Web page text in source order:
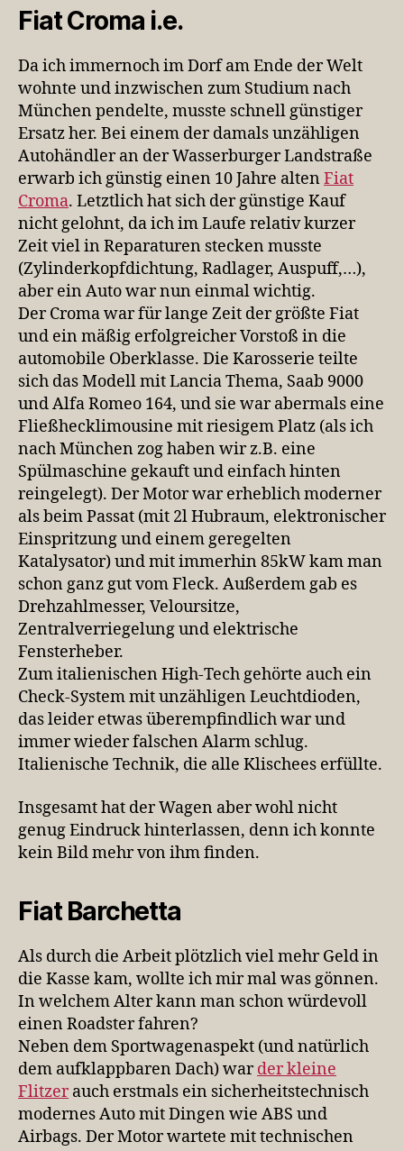
Fiat Croma i.e.
Da ich immernoch im Dorf am Ende der Welt
wohnte und inzwischen zum Studium nach
München pendelte, musste schnell günstiger
Ersatz her. Bei einem der damals unzähligen
Autohändler an der Wasserburger Landstraße
erwarb ich günstig einen 10 Jahre alten Fiat
Croma. Letztlich hat sich der günstige Kauf
nicht gelohnt, da ich im Laufe relativ kurzer
Zeit viel in Reparaturen stecken musste
(Zylinderkopfdichtung, Radlager, Auspuff,…),
aber ein Auto war nun einmal wichtig.
Der Croma war für lange Zeit der größte Fiat
und ein mäßig erfolgreicher Vorstoß in die
automobile Oberklasse. Die Karosserie teilte
sich das Modell mit Lancia Thema, Saab 9000
und Alfa Romeo 164, und sie war abermals eine
Fließhecklimousine mit riesigem Platz (als ich
nach München zog haben wir z.B. eine
Spülmaschine gekauft und einfach hinten
reingelegt). Der Motor war erheblich moderner
als beim Passat (mit 2l Hubraum, elektronischer
Einspritzung und einem geregelten
Katalysator) und mit immerhin 85kW kam man
schon ganz gut vom Fleck. Außerdem gab es
Drehzahlmesser, Veloursitze,
Zentralverriegelung und elektrische
Fensterheber.
Zum italienischen High-Tech gehörte auch ein
Check-System mit unzähligen Leuchtdioden,
das leider etwas überempfindlich war und
immer wieder falschen Alarm schlug.
Italienische Technik, die alle Klischees erfüllte.
Insgesamt hat der Wagen aber wohl nicht
genug Eindruck hinterlassen, denn ich konnte
kein Bild mehr von ihm finden.
Fiat Barchetta
Als durch die Arbeit plötzlich viel mehr Geld in
die Kasse kam, wollte ich mir mal was gönnen.
In welchem Alter kann man schon würdevoll
einen Roadster fahren?
Neben dem Sportwagenaspekt (und natürlich
dem aufklappbaren Dach) warder kleine
Flitzer auch erstmals ein sicherheitstechnisch
modernes Auto mit Dingen wie ABS und
Airbags. Der Motor wartete mit technischen